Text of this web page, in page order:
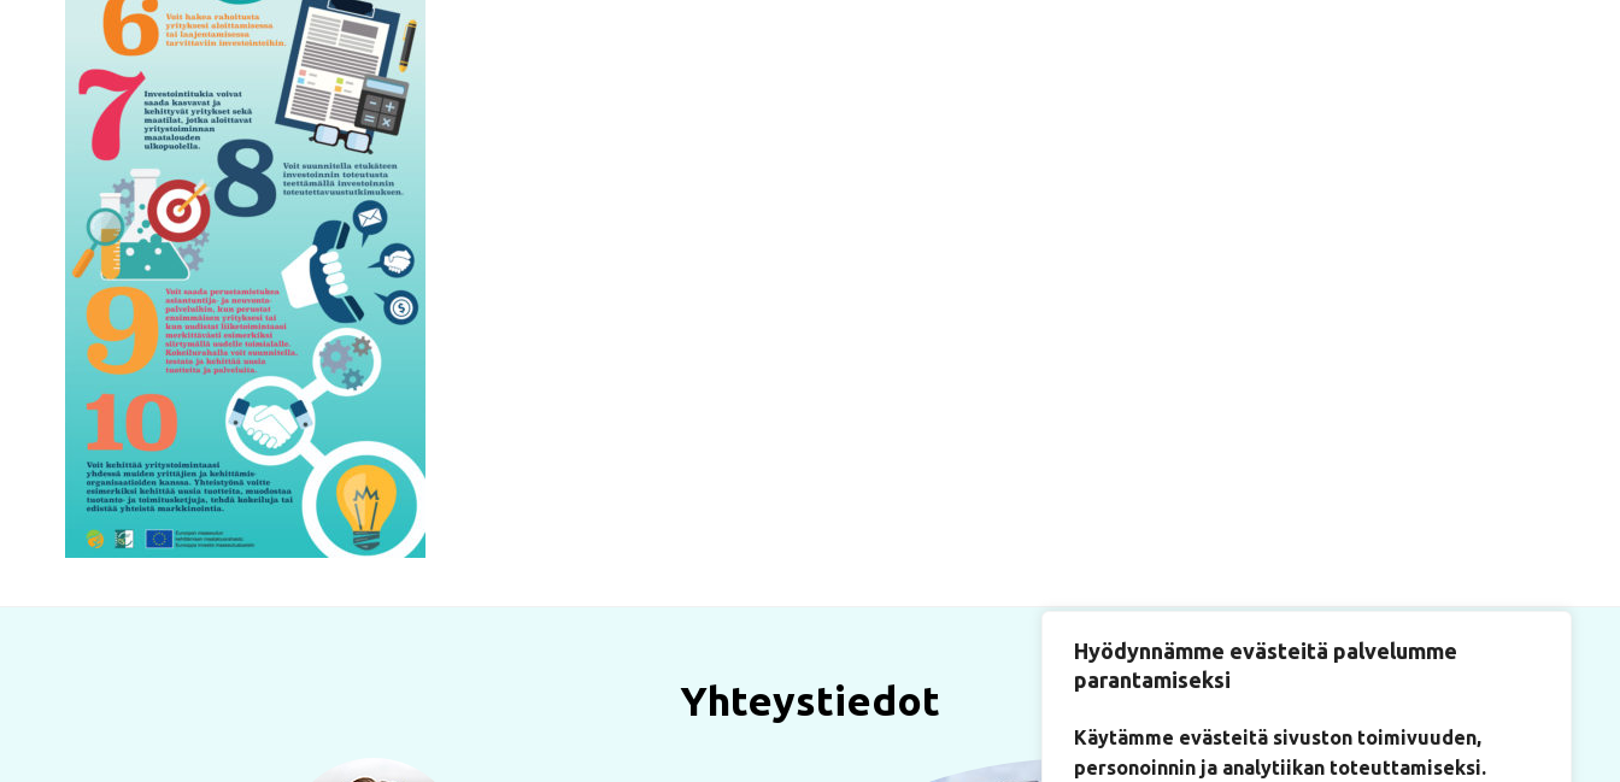
Hyödynnämme evästeitä palvelumme
parantamiseksi
Käytämme evästeitä sivuston toimivuuden,
personoinnin ja analytiikan toteuttamiseksi.
Yhteystiedot